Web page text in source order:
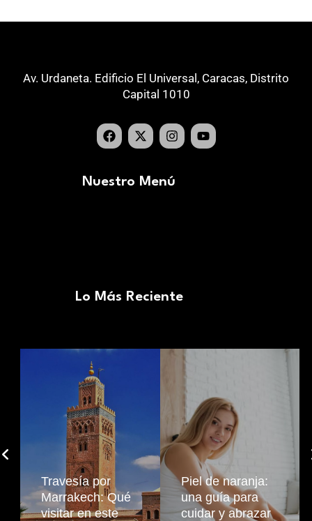
Av. Urdaneta. Edificio El Universal, Caracas, Distrito
Capital 1010
Nuestro Menú
Lo Más Reciente
Travesía por
Marrakech: Qué
visitar en este
Piel de naranja:
una guía para
cuidar y abrazar